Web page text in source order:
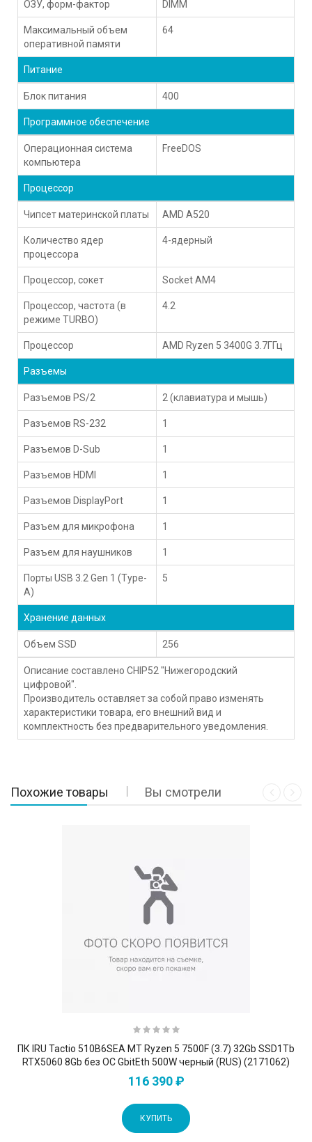
ОЗУ, форм-фактор DIMM
Максимальный объем
оперативной памяти
64
Питание
Блок питания 400
Программное обеспечение
Операционная система
компьютера
FreeDOS
Процессор
Чипсет материнской платы AMD A520
Количество ядер
процессора
4-ядерный
Процессор, сокет Socket AM4
Процессор, частота (в
режиме TURBO)
4.2
Процессор AMD Ryzen 5 3400G 3.7ГГц
Разъемы
Разъемов PS/2 2 (клавиатура и мышь)
Разъемов RS-232 1
Разъемов D-Sub 1
Разъемов HDMI 1
Разъемов DisplayPort 1
Разъем для микрофона 1
Разъем для наушников 1
Порты USB 3.2 Gen 1 (Type-
A)
5
Хранение данных
Объем SSD 256
Описание составлено CHIP52 "Нижегородский
цифровой".
Производитель оставляет за собой право изменять
характеристики товара, его внешний вид и
комплектность без предварительного уведомления.
Похожие товары Вы смотрели
ПК IRU Tactio 510B6SEA MT Ryzen 5 7500F (3.7) 32Gb SSD1Tb
RTX5060 8Gb без ОС GbitEth 500W черный (RUS) (2171062)
116 390 ₽
КУПИТЬ